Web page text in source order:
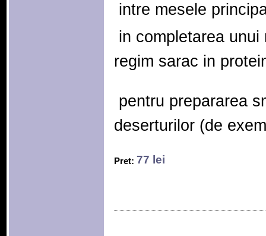
 intre mesele
 in completarea
regim sarac in
 pentru prepararea
deserturilor (de
Pret: 77 lei